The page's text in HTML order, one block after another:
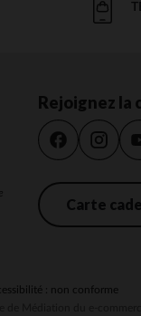
Rejoignez la
Carte
: non conforme